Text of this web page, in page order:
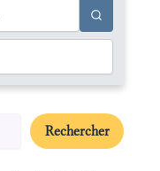
Rechercher